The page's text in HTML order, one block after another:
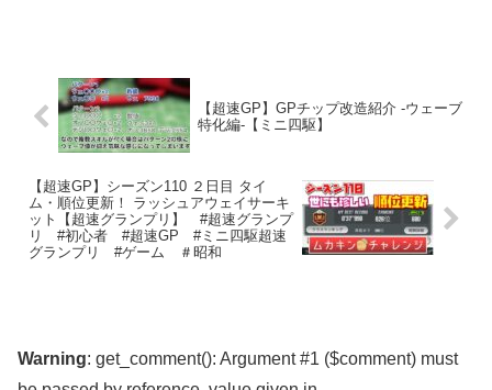
【超速GP】GPチップ改造紹介 ‐ウェーブ
特化編‐【ミニ四駆】
【超速GP】シーズン110 ２日目 タイ
ム・順位更新！ ラッシュアウェイサーキ
ット【超速グランプリ】 #超速グランプ
リ #初心者 #超速GP #ミニ四駆超速
グランプリ #ゲーム ＃昭和
Warning: get_comment(): Argument #1 ($comment) must